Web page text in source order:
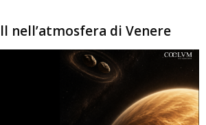
nell’atmosfera di Venere